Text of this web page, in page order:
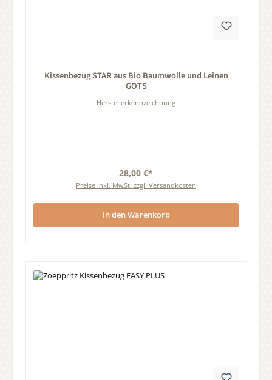
Kissenbezug STAR aus Bio Baumwolle und Leinen
GOTS
Herstellerkennzeichnung
28,00 €*
Preise inkl. MwSt. zzgl. Versandkosten
In den Warenkorb